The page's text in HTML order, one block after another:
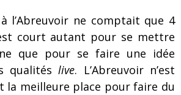
à l’Abreuvoir ne comptait que 4
court autant pour se mettre
que pour se faire une idée
qualitéslive. L’Abreuvoir n’est
la meilleure place pour faire du